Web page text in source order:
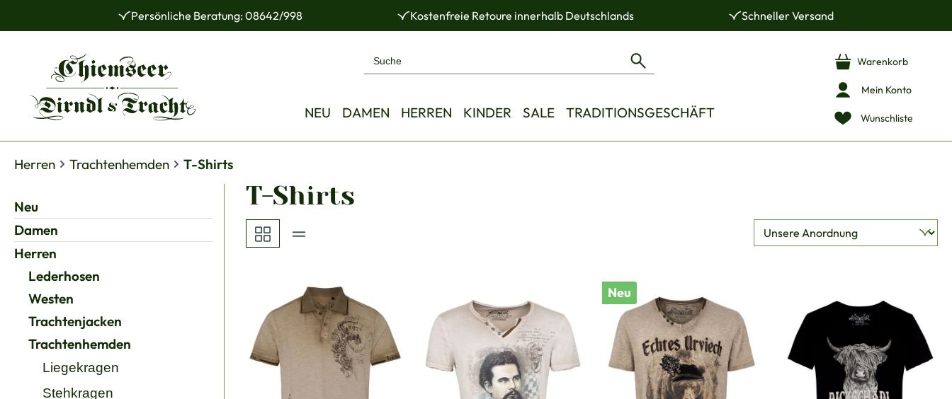
Hauptinhalt springen
Zur Hauptnavigation springenPersönliche Beratung: 08642/998 Kostenfreie Retoure innerhalb Deutschlands Schneller Versand
NEU DAMEN HERREN KINDER SALE TRADITIONSGESCHÄFT Wunschliste
Mein Konto
Warenkorb
Herren Trachtenhemden T-Shirts
Neu
Damen
Herren
Lederhosen
Westen
Trachtenjacken
Trachtenhemden
Liegekragen
Stehkragen
T-Shirts
Neu